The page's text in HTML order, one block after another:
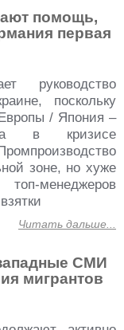
помощь,
первая
руководство
поскольку
/ Япония –
в кризисе
зоне, но хуже
менеджеров
Читать дальше...
СМИ
мигрантов